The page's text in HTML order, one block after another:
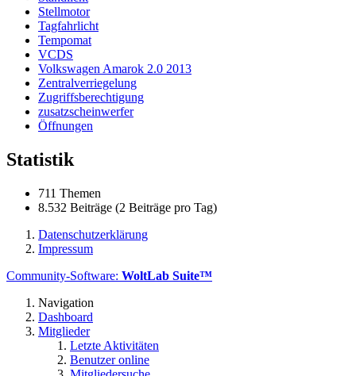
Stellmotor
Tagfahrlicht
Tempomat
VCDS
Volkswagen Amarok 2.0 2013
Zentralverriegelung
Zugriffsberechtigung
zusatzscheinwerfer
Öffnungen
Statistik
711 Themen
8.532 Beiträge (2 Beiträge pro Tag)
Datenschutzerklärung
Impressum
Community-Software: WoltLab Suite™
Navigation
Dashboard
Mitglieder
Letzte Aktivitäten
Benutzer online